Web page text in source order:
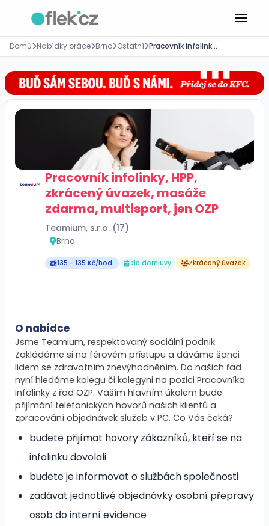
Domů Nabídky práce Brno Ostatní Pracovník infolinky, HPP, zkrácený úvazek, masáže zdarma, multisport, jen OZP
Pracovník infolinky, HPP,
zkrácený úvazek, masáže
zdarma, multisport, jen OZP
Teamium, s.r.o. (17)
Brno
135 - 135 Kč/hod. Dle domluvy Zkrácený úvazek
O nabídce
Jsme Teamium, respektovaný sociální podnik.
Zakládáme si na férovém přístupu a dáváme šanci
lidem se zdravotním znevýhodněním. Do našich řad
nyní hledáme kolegu či kolegyni na pozici Pracovníka
infolinky z řad OZP. Vaším hlavním úkolem bude
přijímání telefonických hovorů našich klientů a
zpracování objednávek služeb v PC. Co Vás čeká?
budete přijímat hovory zákazníků, kteří se na
infolinku dovolali
budete je informovat o službách společnosti
zadávat jednotlivé objednávky osobní přepravy
osob do interní evidence